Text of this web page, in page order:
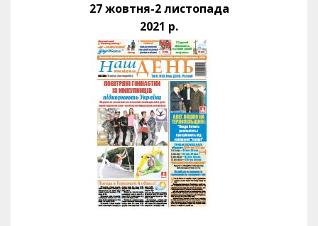
27 жовтня-2 листопада
2021 р.